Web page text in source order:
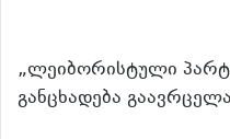
„ლეიბორისტული
განცხადება